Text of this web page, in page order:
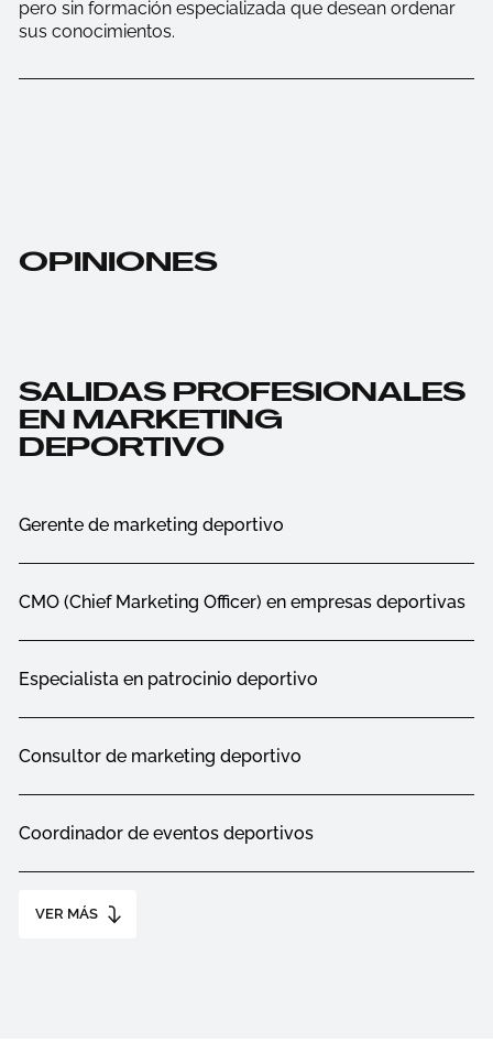
pero sin formación especializada que desean ordenar
sus conocimientos.
OPINIONES
SALIDAS PROFESIONALES
EN MARKETING
DEPORTIVO
Gerente de marketing deportivo
CMO (Chief Marketing Officer) en empresas deportivas
Especialista en patrocinio deportivo
Consultor de marketing deportivo
Coordinador de eventos deportivos
VER MÁS